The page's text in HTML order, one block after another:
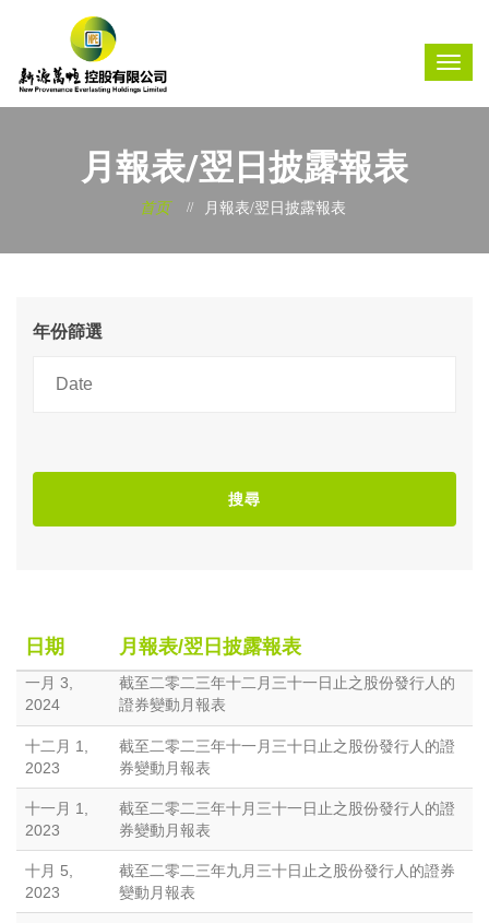
月報表/翌日披露報表
首页 月報表/翌日披露報表
年份篩選
搜尋
日期 月報表/翌日披露報表
一月 3,
2024
截至二零二三年十二月三十一日止之股份發行人的
證券變動月報表
十二月 1,
2023
截至二零二三年十一月三十日止之股份發行人的證
券變動月報表
十一月 1,
2023
截至二零二三年十月三十一日止之股份發行人的證
券變動月報表
十月 5,
2023
截至二零二三年九月三十日止之股份發行人的證券
變動月報表